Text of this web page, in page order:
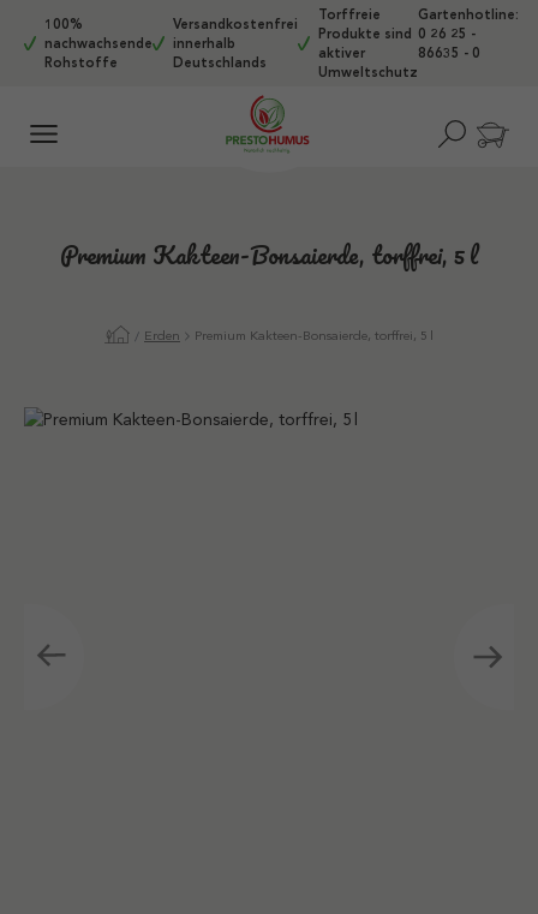
Zum Hauptinhalt springen
100%
nachwachsende
Rohstoffe
Versandkostenfrei
innerhalb
Deutschlands
Torffreie
Produkte sind
aktiver
Umweltschutz
Gartenhotline:
0 26 25 -
86635 - 0
Premium Kakteen-Bonsaierde, torffrei, 5 l
Erden Premium Kakteen-Bonsaierde, torffrei, 5 l